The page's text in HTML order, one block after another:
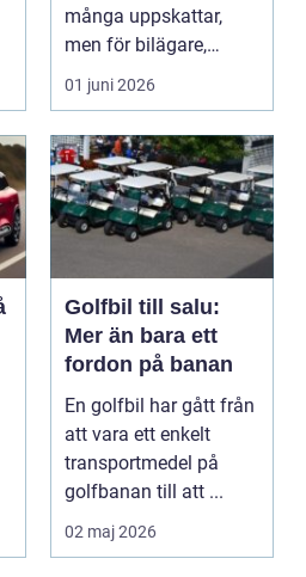
många uppskattar,
men för bilägare,
båtägare och
fastighetsförv...
01 juni 2026
Golfbil till salu:
Mer än bara ett
fordon på banan
En golfbil har gått från
att vara ett enkelt
transportmedel på
golfbanan till att ...
02 maj 2026